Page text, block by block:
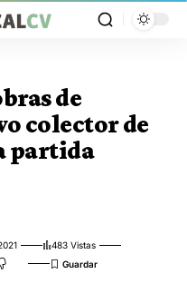
de
colector de
partida
483 Vistas